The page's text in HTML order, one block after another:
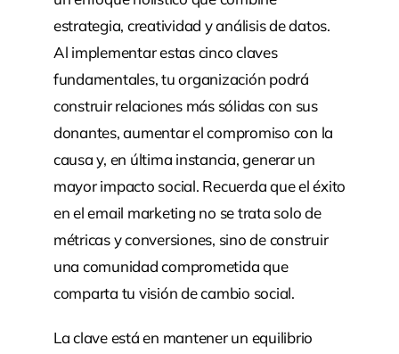
estrategia, creatividad y análisis de datos.
Al implementar estas cinco claves
fundamentales, tu organización podrá
construir relaciones más sólidas con sus
donantes, aumentar el compromiso con la
causa y, en última instancia, generar un
mayor impacto social. Recuerda que el éxito
en el email marketing no se trata solo de
métricas y conversiones, sino de construir
una comunidad comprometida que
comparta tu visión de cambio social.
La clave está en mantener un equilibrio